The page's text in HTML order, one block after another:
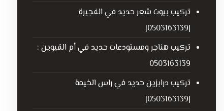
تركيب بيوت شعر حديد في الفجيرة
|0503163139|
تركيب هناجر ومستودعات حديد في أم القيوين :
0503163139
تركيب درابزين حديد في راس الخيمة
|0503163139|